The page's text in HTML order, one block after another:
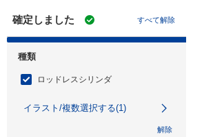
確定しました すべて解除
種類
ロッドレスシリンダ
イラスト/複数選択する(1)
解除